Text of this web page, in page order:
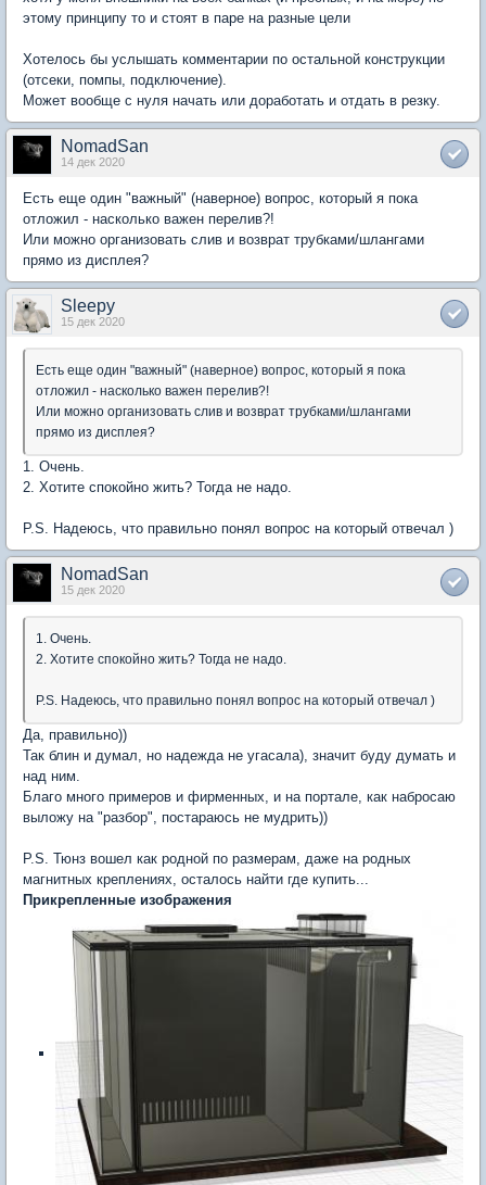
этому принципу то и стоят в паре на разные цели
Хотелось бы услышать комментарии по остальной конструкции
(отсеки, помпы, подключение).
Может вообще с нуля начать или доработать и отдать в резку.
NomadSan
14 дек 2020
Есть еще один "важный" (наверное) вопрос, который я пока
отложил - насколько важен перелив?!
Или можно организовать слив и возврат трубками/шлангами
прямо из дисплея?
Sleepy
15 дек 2020
Есть еще один "важный" (наверное) вопрос, который я пока
отложил - насколько важен перелив?!
Или можно организовать слив и возврат трубками/шлангами
прямо из дисплея?
1. Очень.
2. Хотите спокойно жить? Тогда не надо.
P.S. Надеюсь, что правильно понял вопрос на который отвечал )
NomadSan
15 дек 2020
1. Очень.
2. Хотите спокойно жить? Тогда не надо.
P.S. Надеюсь, что правильно понял вопрос на который отвечал )
Да, правильно))
Так блин и думал, но надежда не угасала), значит буду думать и
над ним.
Благо много примеров и фирменных, и на портале, как набросаю
выложу на "разбор", постараюсь не мудрить))
P.S. Тюнз вошел как родной по размерам, даже на родных
магнитных креплениях, осталось найти где купить...
Прикрепленные изображения